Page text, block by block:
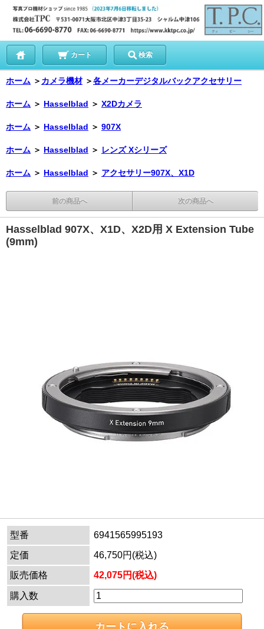
カート 検索
ホーム ＞ カメラ機材 ＞各メーカーデジタルバックアクセサリー
ホーム ＞ Hasselblad ＞ X2Dカメラ
ホーム ＞ Hasselblad ＞ 907X
ホーム ＞ Hasselblad ＞ レンズ Xシリーズ
ホーム ＞ Hasselblad ＞ アクセサリー907X、X1D
前の商品へ 次の商品へ
Hasselblad 907X、X1D、X2D用 X Extension Tube
(9mm)
型番
6941565995193
定価
46,750円(税込)
販売価格
42,075円(税込)
購入数